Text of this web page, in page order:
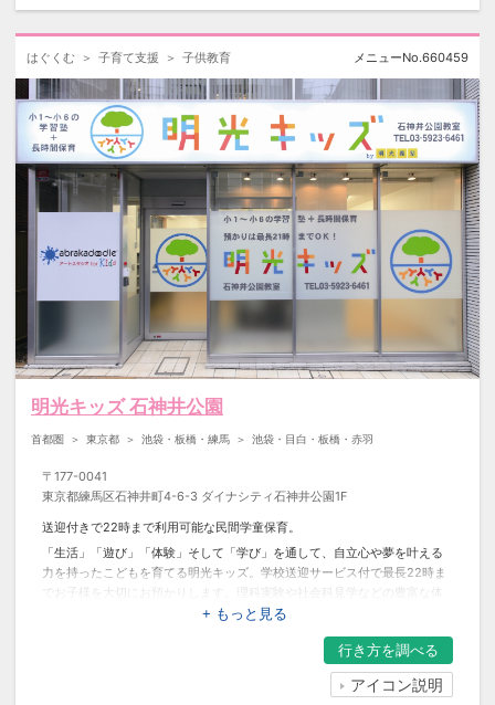
はぐくむ 子育て支援 子供教育 メニューNo.660459
明光キッズ 石神井公園
首都圏 東京都 池袋・板橋・練馬 池袋・目白・板橋・赤羽
〒 177-0041
東京都練馬区石神井町4-6-3 ダイナシティ石神井公園1F
送迎付きで22時まで利用可能な民間学童保育。
「生活」「遊び」「体験」そして「学び」を通して、自立心や夢を叶える
力を持ったこどもを育てる明光キッズ。学校送迎サービス付で最長22時ま
でお子様を大切にお預かりします。理科実験や社会科見学などの豊富な体
験イベントや、確かな基礎学力を身につける「学びクラス」（授業）も受
+ もっと見る
行き方を調べる
アイコン説明